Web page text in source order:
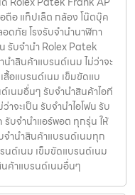
ถือ แท็ปเล็ต กล้อง โน๊ตบุ๊ค
ดภัย โรงรับจำนำนาฬิกา
รับจำนำ Rolex Patek
ำสินค้าแบรนด์เนม ไม่ว่าจะ
สื้อแบรนด์เนม เข็มขัดแบ
นมอื่นๆ รับจำนำสินค้าไอที
จะเป็น รับจำนำไอโฟน รับ
รับจำนำแอร์พอต ทุกรุ่น ให้
จำนำสินค้าแบรนด์เนมทุก
นด์เนม เข็มขัดแบรนด์เนม
ค้าแบรนด์เนมอื่นๆ